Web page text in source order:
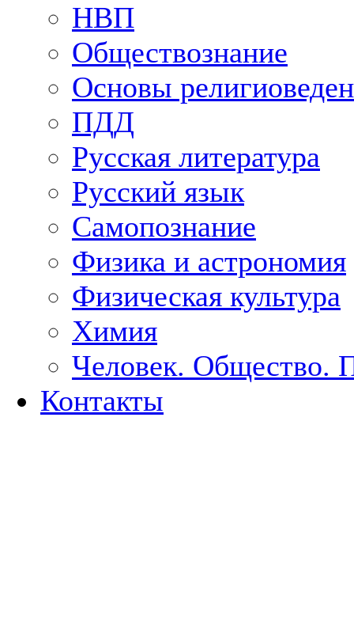
НВП
Обществознание
Основы
ПДД
Русская литература
Русский язык
Самопознание
Физика и астрономия
Физическая культура
Химия
Человек. Общество.
Контакты